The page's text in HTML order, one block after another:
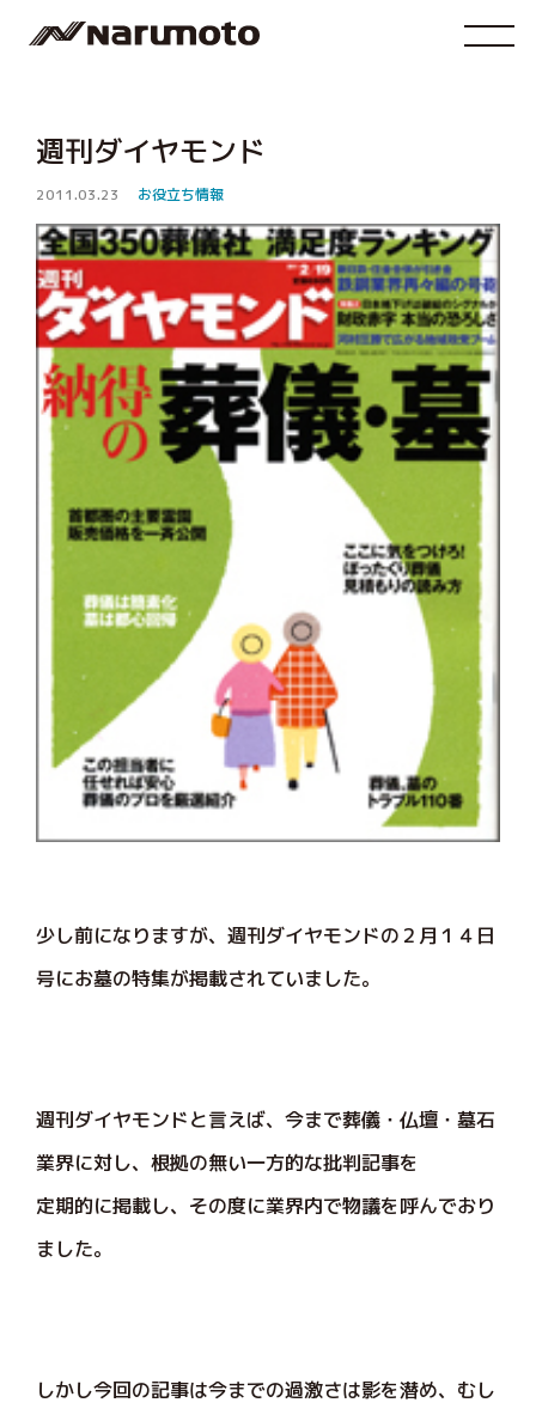
週刊ダイヤモンド
2011.03.23 お役立ち情報
少し前になりますが、週刊ダイヤモンドの２月１４日
号にお墓の特集が掲載されていました。
週刊ダイヤモンドと言えば、今まで葬儀・仏壇・墓石
業界に対し、根拠の無い一方的な批判記事を
定期的に掲載し、その度に業界内で物議を呼んでおり
ました。
しかし今回の記事は今までの過激さは影を潜め、むし